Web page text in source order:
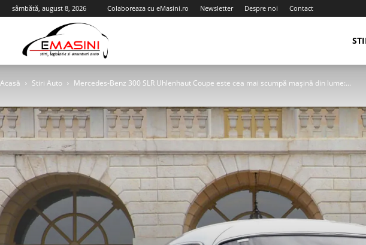
sâmbătă, august 8, 2026 Colaboreaza cu eMasini.ro Newsletter Despre noi Contact
Acasă Stiri Auto Mercedes-Benz 300 SLR Uhlenhaut Coupe este cea mai scumpă mașină din lume:...